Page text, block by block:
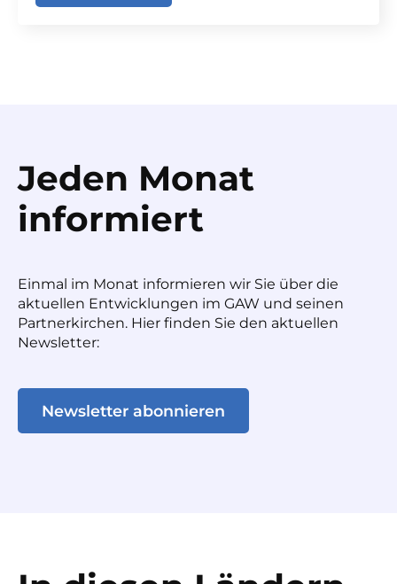
Jeden Monat
informiert
Einmal im Monat informieren wir Sie über die
aktuellen Entwicklungen im GAW und seinen
Partnerkirchen. Hier finden Sie den aktuellen
Newsletter:
Newsletter abonnieren